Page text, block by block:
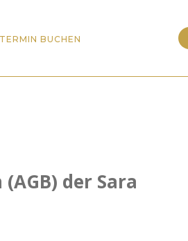
TERMIN BUCHEN
der Sara